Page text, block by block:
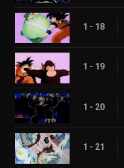
1 - 18
1 - 19
1 - 20
1 - 21